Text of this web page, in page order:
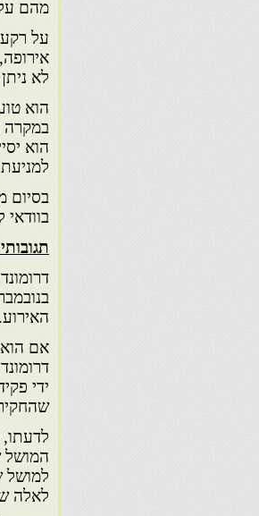
מהם על
על רקע
לא
הוא
במקרה
הוא
בסיום
אם
ידי
לדעתו,
המושל
למושל
לאלה